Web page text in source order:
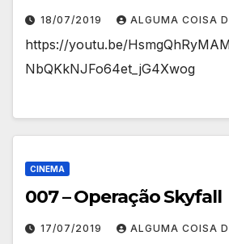
18/07/2019 ALGUMA COISA
https://youtu.be/
NbQKkNJFo64et_jG4Xwog
CINEMA
007 – Operação Skyfall
17/07/2019 ALGUMA COISA